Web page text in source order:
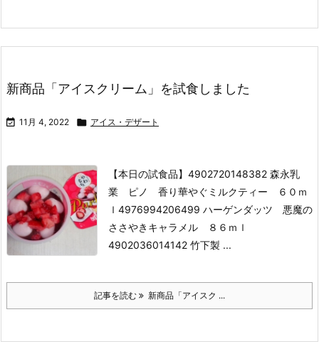
新商品「アイスクリーム」を試食しました
 11月 4, 2022  アイス・デザート
【本日の試食品】 4902720148382 森永乳
業 ピノ 香り華やぐミルクティー ６０ｍ
ｌ 4976994206499 ハーゲンダッツ 悪魔の
ささやきキャラメル ８６ｍｌ
4902036014142 竹下製 ...
記事を読む 新商品「アイスク ...